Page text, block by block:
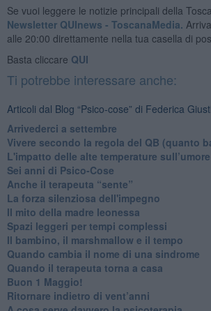
Se vuoi leggere le notizie principali della
Newsletter QUInews - ToscanaMedia.
alle 20:00 direttamente nella tua casella di
Basta cliccare QUI
Ti potrebbe interessare anche:
Articoli dal Blog “Psico-cose” di Federica Giusti
​Arrivederci a settembre
​Vivere secondo la regola del QB (quanto
​L'impatto delle alte temperature sull’umore
Sei anni di Psico-Cose
​Anche il terapeuta “sente”
​La forza silenziosa dell'impegno
​Il mito della madre leonessa
Spazi leggeri per tempi complessi
Il bambino, il marshmallow e il tempo
​Quando cambia il nome di una sindrome
​Quando il terapeuta torna a casa
​Buon 1 Maggio!
Ritornare indietro di vent’anni